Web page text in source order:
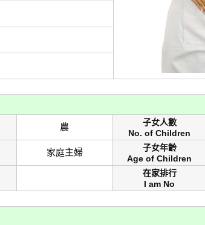
農
家庭主婦
子女人數
No. of Children
子女年齡
Age of Children
在家排行
I am No